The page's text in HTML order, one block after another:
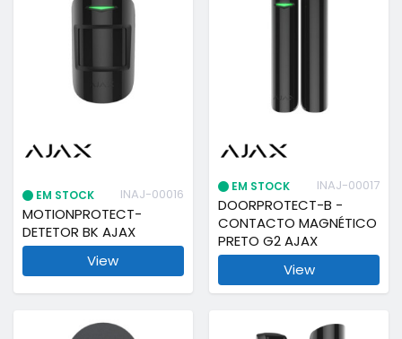
EM STOCK INAJ-00016
MOTIONPROTECT-
DETETOR BK AJAX
View
EM STOCK INAJ-00017
DOORPROTECT-B -
CONTACTO MAGNÉTICO
PRETO G2 AJAX
View